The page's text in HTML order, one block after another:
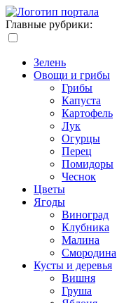
Главные рубрики:
Зелень
Овощи и грибы
Грибы
Капуста
Картофель
Лук
Огурцы
Перец
Помидоры
Чеснок
Цветы
Ягоды
Виноград
Клубника
Малина
Смородина
Кусты и деревья
Вишня
Груша